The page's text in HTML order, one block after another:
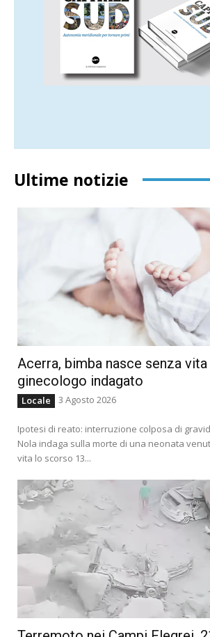
Ultime notizie
Acerra, bimba nasce senza
ginecologo indagato
Locale 3 Agosto 2026
Ipotesi di reato: interruzione colposa di
Nola indaga sulla morte di una neonata
vita lo scorso 13...